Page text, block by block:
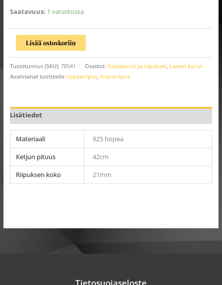
Saatavuus: 1 varastossa
Lisää ostoskoriin
Tuotetunnus (SKU): 78541 Osastot: Kaulakorut ja riipukset, Lasten korut
Avainsanat tuotteelle hopeariipus, kitarariipus
Lisätiedot
Materiaali
925 hopea
Ketjun pituus
42cm
Riipuksen koko
21mm